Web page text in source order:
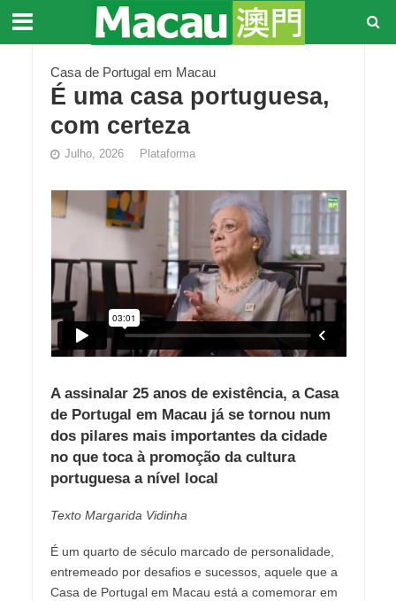
Casa de Portugal em Macau
É uma casa portuguesa,
com certeza
Julho, 2026 Plataforma
A assinalar 25 anos de existência, a Casa
de Portugal em Macau já se tornou num
dos pilares mais importantes da cidade
no que toca à promoção da cultura
portuguesa a nível local
Texto Margarida Vidinha
É um quarto de século marcado de personalidade,
entremeado por desafios e sucessos, aquele que a
Casa de Portugal em Macau está a comemorar em